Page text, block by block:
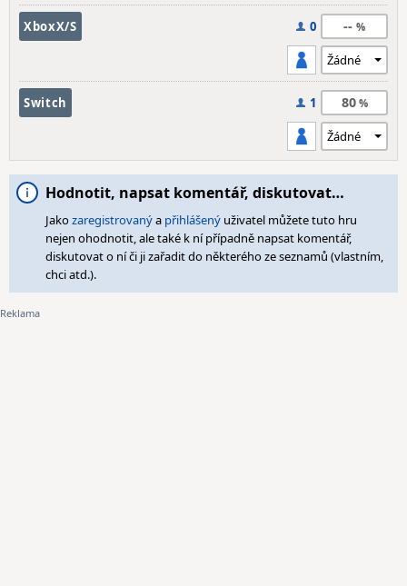
XboxX/S 0 --
Switch 1 80
Hodnotit, napsat komentář, diskutovat…
Jakozaregistrovanýa přihlášený uživatel můžete tuto hru
nejen ohodnotit, ale také k ní případně napsat komentář,
diskutovat o ní či ji zařadit do některého ze seznamů (vlastním,
chci atd.).